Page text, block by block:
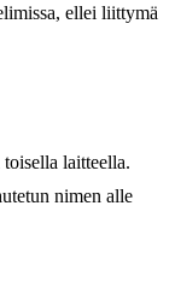
ellei liittymä
laitteella.
nimen alle